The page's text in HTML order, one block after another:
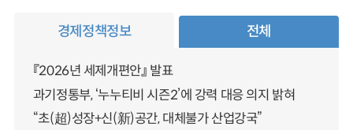
경제정책정보 전체
『2026년 세제개편안』 발표
과기정통부, ‘누누티비 시즌2’에 강력 대응 의지 밝혀
“초(超)성장+신(新)공간, 대체불가 산업강국”